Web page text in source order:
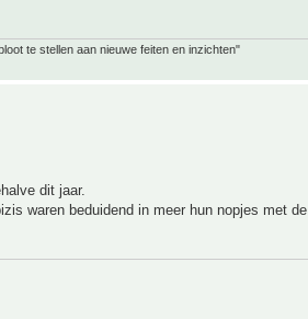
te stellen aan nieuwe feiten en inzichten"
dit jaar.
waren beduidend in meer hun nopjes met de